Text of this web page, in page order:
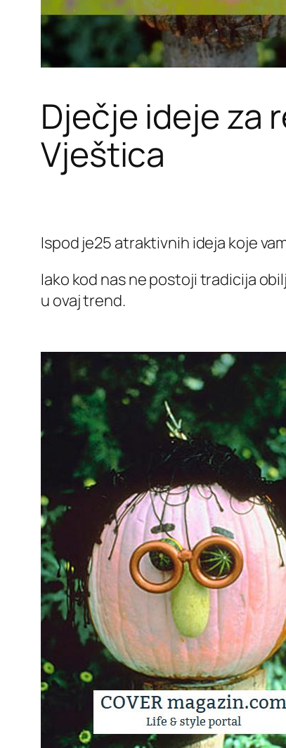
Dječje ideje za
Vještica
Ispod je25 atraktivnih ideja koje
Iako kod nas ne postoji tradicija
u ovaj trend.